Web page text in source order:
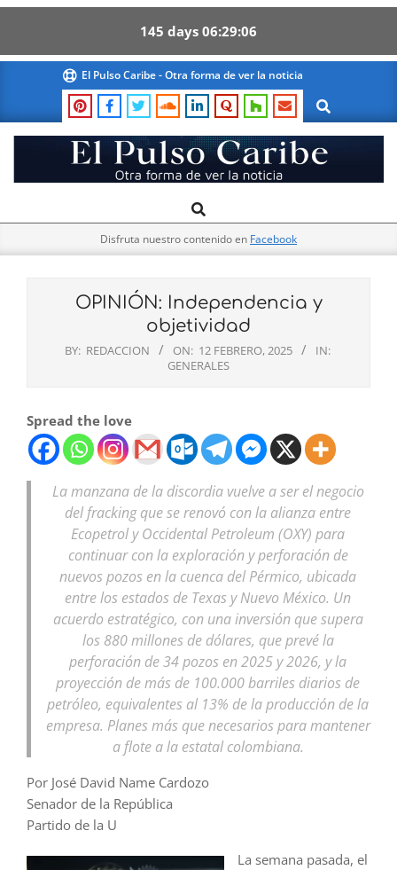
145 days 06 29 06
content
El Pulso Caribe - Otra forma de ver la noticia
Search
El
Pulso
Navigation
Search
Disfruta nuestro contenido en Facebook
OPINIÓN: Independencia y
objetividad
BY: REDACCION ON: 12 FEBRERO, 2025
IN:
GENERALES
Spread the love
La manzana de la discordia vuelve a ser el negocio
del fracking que se renovó con la alianza entre
Ecopetrol y Occidental Petroleum (OXY) para
continuar con la exploración y perforación de
nuevos pozos en la cuenca del Pérmico, ubicada
entre los estados de Texas y Nuevo México. Un
acuerdo estratégico, con una inversión que supera
los 880 millones de dólares, que prevé la
perforación de 34 pozos en 2025 y 2026, y la
proyección de más de 100.000 barriles diarios de
petróleo, equivalentes al 13% de la producción de la
empresa. Planes más que necesarios para mantener
a flote a la estatal colombiana.
Por José David Name Cardozo
Senador de la República
Partido de la U
La semana pasada, el